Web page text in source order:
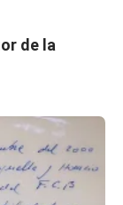
de la